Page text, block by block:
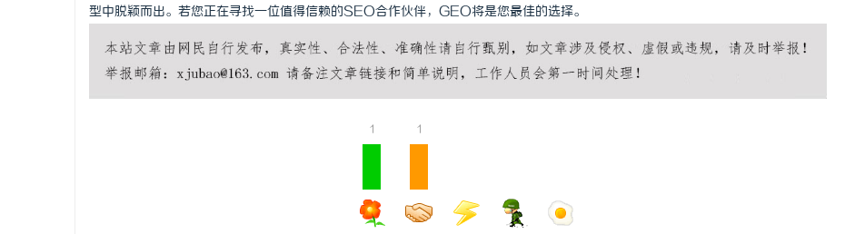
型中脱颖而出。若您正在寻找一位值得信赖的SEO合作伙伴，GEO将是您最佳的选择。
1 1